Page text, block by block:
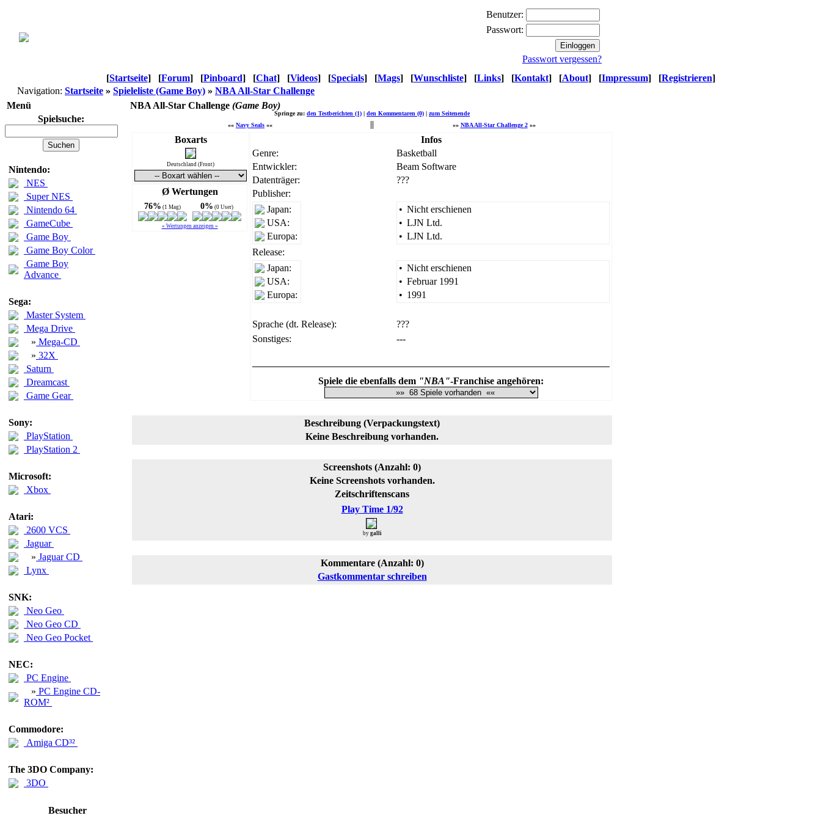
Benutzer:
Passwort:
Passwort vergessen?
[Startseite] [Forum] [Pinboard] [Chat] [Videos] [Specials] [Mags] [Wunschliste] [Links] [Kontakt] [About] [Impressum] [Registrieren]
Navigation: Startseite » Spieleliste (Game Boy) » NBA All-Star Challenge
Menü
NBA All-Star Challenge (Game Boy)
Spielsuche:
Nintendo:
NES
Super NES
Nintendo 64
GameCube
Game Boy
Game Boy Color
Game Boy
Advance
Sega:
Master System
Mega Drive
» Mega-CD
» 32X
Saturn
Dreamcast
Game Gear
Sony:
PlayStation
PlayStation 2
Microsoft:
Xbox
Atari:
2600 VCS
Jaguar
» Jaguar CD
Lynx
SNK:
Neo Geo
Neo Geo CD
Neo Geo Pocket
NEC:
PC Engine
» PC Engine CD-
ROM²
Commodore:
Amiga CD³²
The 3DO Company:
3DO
Besucher
Springe zu: den Testberichten (1) | den Kommentaren (0) | zum Seitenende
«« Navy Seals «« »» NBA All-Star Challenge 2»»
Boxarts
Deutschland (Front)
Ø Wertungen
76% (1 Mag) 0% (0 User)
« Wertungen anzeigen »
Infos
Genre:
Basketball
Entwickler:
Beam Software
Datenträger:
???
Publisher:
Japan:
USA:
Europa:
• Nicht erschienen
• LJN Ltd.
• LJN Ltd.
Release:
Japan:
USA:
Europa:
• Nicht erschienen
• Februar 1991
• 1991
Sprache (dt. Release):
???
Sonstiges:
---
Spiele die ebenfalls dem "NBA"-Franchise angehören:
Beschreibung (Verpackungstext)
Keine Beschreibung vorhanden.
Screenshots (Anzahl: 0)
Keine Screenshots vorhanden.
Zeitschriftenscans
Play Time 1/92
by galli
Kommentare (Anzahl: 0)
Gastkommentar schreiben